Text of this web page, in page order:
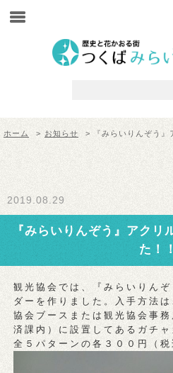
ホーム > お知らせ > 『みらいりんぞう』
2019.08.29
『みらいりんぞう』アクリ
た！！
観光協会では、『みらいりん
ダーを作りました。入手方法
協会ブースまたは観光協会事
済課内）に設置してあるガチ
全５パターンの各３００円（